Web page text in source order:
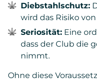
Diebstahlschutz:
wird das Risiko
Seriosität: Eine
dass der Club die
nimmt.
Ohne diese